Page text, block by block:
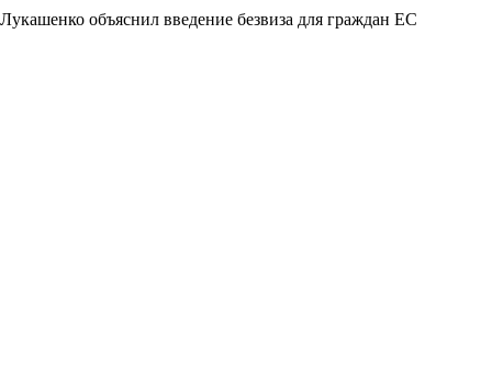
Лукашенко объяснил введение безвиза для граждан ЕС